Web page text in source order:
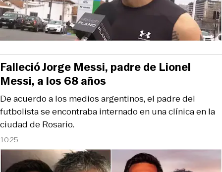
10:25
De acuerdo a los medios argentinos, el padre del
futbolista se encontraba internado en una clínica en la
ciudad de Rosario.
Falleció Jorge Messi, padre de Lionel
Messi, a los 68 años